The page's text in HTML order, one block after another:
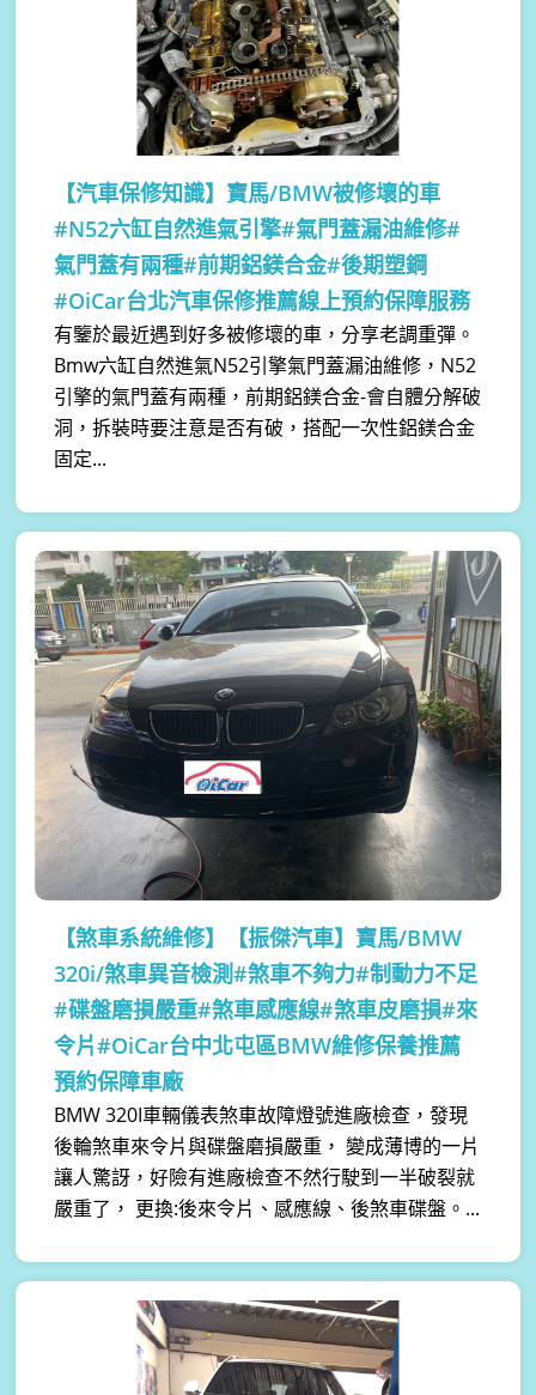
【汽車保修知識】 寶馬/BMW被修壞的車
#N52六缸自然進氣引擎#氣門蓋漏油維修#
氣門蓋有兩種#前期鋁鎂合金#後期塑鋼
#OiCar台北汽車保修推薦線上預約保障服務
有鑒於最近遇到好多被修壞的車，分享老調重彈。
Bmw六缸自然進氣N52引擎氣門蓋漏油維修，N52
引擎的氣門蓋有兩種，前期鋁鎂合金-會自體分解破
洞，拆裝時要注意是否有破，搭配一次性鋁鎂合金
固定...
【煞車系統維修】
【振傑汽車】寶馬/BMW
320i/煞車異音檢測#煞車不夠力#制動力不足
#碟盤磨損嚴重#煞車感應線#煞車皮磨損#來
令片#OiCar台中北屯區BMW維修保養推薦
預約保障車廠
BMW 320I車輛儀表煞車故障燈號進廠檢查，發現
後輪煞車來令片與碟盤磨損嚴重， 變成薄博的一片
讓人驚訝，好險有進廠檢查不然行駛到一半破裂就
嚴重了， 更換:後來令片、感應線、後煞車碟盤。...